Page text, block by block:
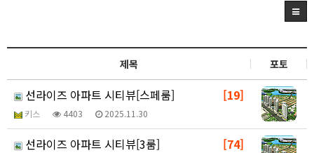
제목 포토
[19]
선라이즈 아파트 시티뷰[스페룸]
키스 4403 2025.11.30
[74]
선라이즈 아파트 시티뷰[3룸]